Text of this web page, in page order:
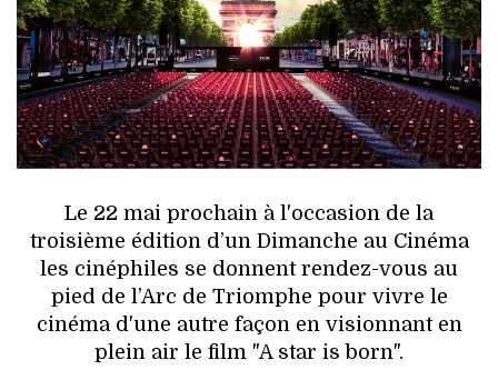
HIGH TECH
MAISON
AUTO
BEAUTÉ
MODE DE RUE
JEUNES CRÉATEURS
Le 22 mai prochain à l'occasion de la
troisième édition d’un Dimanche au Cinéma
les cinéphiles se donnent rendez-vous au
pied de l’Arc de Triomphe pour vivre le
cinéma d'une autre façon en visionnant en
plein air le film "A star is born".